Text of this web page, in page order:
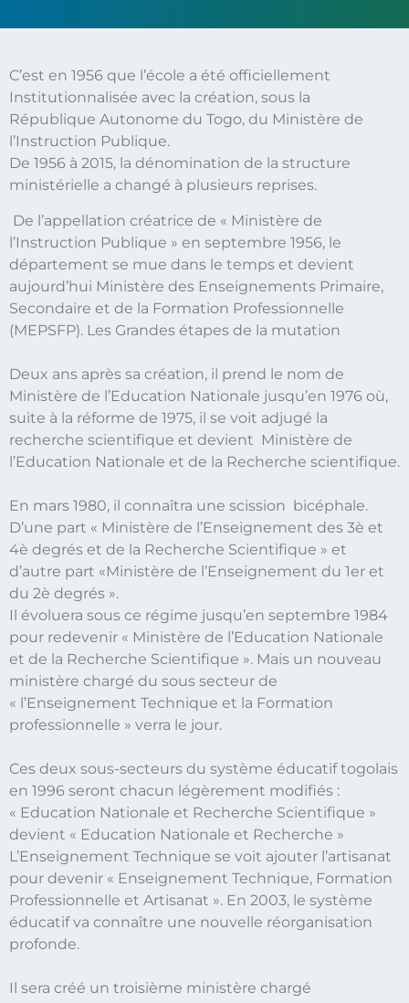
C’est en 1956 que l’école a été officiellement
Institutionnalisée avec la création, sous la
République Autonome du Togo, du Ministère de
l’Instruction Publique.
De 1956 à 2015, la dénomination de la structure
ministérielle a changé à plusieurs reprises.
De l’appellation créatrice de « Ministère de
l’Instruction Publique » en septembre 1956, le
département se mue dans le temps et devient
aujourd’hui Ministère des Enseignements Primaire,
Secondaire et de la Formation Professionnelle
(MEPSFP). Les Grandes étapes de la mutation
Deux ans après sa création, il prend le nom de
Ministère de l’Education Nationale jusqu’en 1976 où,
suite à la réforme de 1975, il se voit adjugé la
recherche scientifique et devient Ministère de
l’Education Nationale et de la Recherche scientifique.
En mars 1980, il connaîtra une scission bicéphale.
D’une part « Ministère de l’Enseignement des 3è et
4è degrés et de la Recherche Scientifique » et
d’autre part «Ministère de l’Enseignement du 1er et
du 2è degrés ».
Il évoluera sous ce régime jusqu’en septembre 1984
pour redevenir « Ministère de l’Education Nationale
et de la Recherche Scientifique ». Mais un nouveau
ministère chargé du sous secteur de
« l’Enseignement Technique et la Formation
professionnelle » verra le jour.
Ces deux sous-secteurs du système éducatif togolais
en 1996 seront chacun légèrement modifiés :
« Education Nationale et Recherche Scientifique »
devient « Education Nationale et Recherche »
L’Enseignement Technique se voit ajouter l’artisanat
pour devenir « Enseignement Technique, Formation
Professionnelle et Artisanat ». En 2003, le système
éducatif va connaître une nouvelle réorganisation
profonde.
Il sera créé un troisième ministère chargé